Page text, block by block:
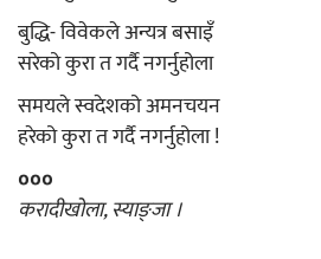
बुद्धि- विवेकले अन्यत्र बसाइँ
सरेको कुरा त गर्दै नगर्नुहोला
समयले स्वदेशको अमनचयन
हरेको कुरा त गर्दै नगर्नुहोला !
०००
करादीखोला, स्याङ्जा ।